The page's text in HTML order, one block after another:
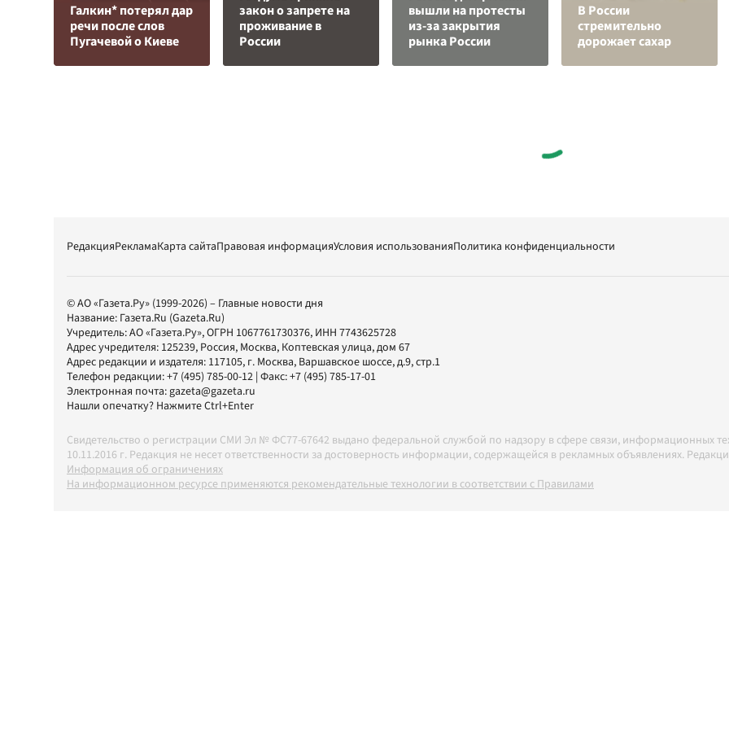
Галкин* потерял дар
речи после слов
Пугачевой о Киеве
закон о запрете на
проживание в
России
вышли на протесты
из-за закрытия
рынка России
В России
стремительно
дорожает сахар
РедакцияРекламаКарта сайтаПравовая информацияУсловия использованияПолитика конфиденциальности
© АО «Газета.Ру» (1999-2026) – Главные новости дня
Название: Газета.Ru (Gazeta.Ru)
Учредитель:АО «Газета.Ру», ОГРН 1067761730376, ИНН 7743625728
Адрес учредителя: 125239, Россия, Москва, Коптевская улица, дом 67
Адрес редакции и издателя: 117105, г. Москва, Варшавское шоссе, д.9, стр.1
Телефон редакции:+7 (495) 785-00-12 | Факс:+7 (495) 785-17-01
Электронная почта:gazeta@gazeta.ru
Нашли опечатку? Нажмите Ctrl+Enter
Свидетельство о регистрации СМИ Эл № ФС77-67642 выдано федеральной службой по надзору в сфере связи, информационных
10.11.2016 г. Редакция не несет ответственности за достоверность информации, содержащейся в рекламных объявлениях.
Информация об ограничениях
На информационном ресурсе применяются рекомендательные технологии в соответствии с Правилами